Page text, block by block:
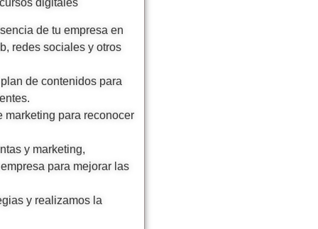
digitales
de tu empresa en
redes sociales y otros
de contenidos para
marketing para reconocer
y marketing,
para mejorar las
y realizamos la